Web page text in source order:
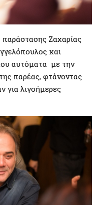
Ζαχαρίας
και
αυτόματα με την
παρέας, φτάνοντας
για λιγοήμερες